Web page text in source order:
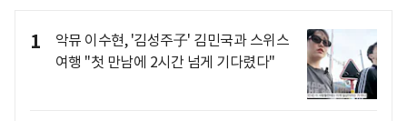
1
악뮤 이수현, '김성주子' 김민국과 스위스
여행 "첫 만남에 2시간 넘게 기다렸다"